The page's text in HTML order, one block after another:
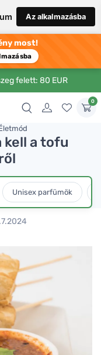
Az alkalmazásba
most!
felett: 80 EUR
0
kell a tofu
Unisex parfümök